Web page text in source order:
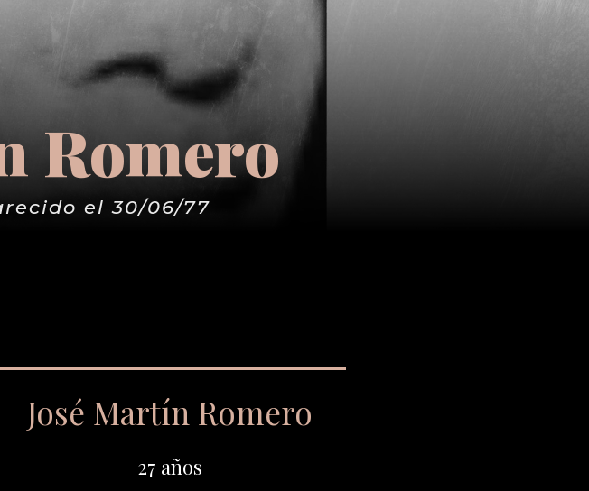
Romero
el 30/06/77
José Martín Romero
27 años